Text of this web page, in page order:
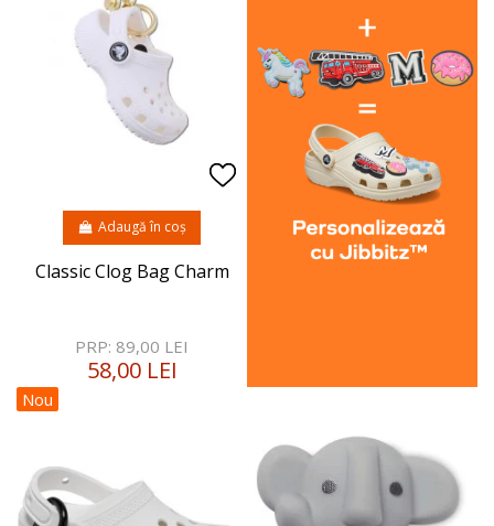
Classic Clog Bag Charm
PRP: 89,00 LEI
58,00 LEI
Adaugă în coș
Nou